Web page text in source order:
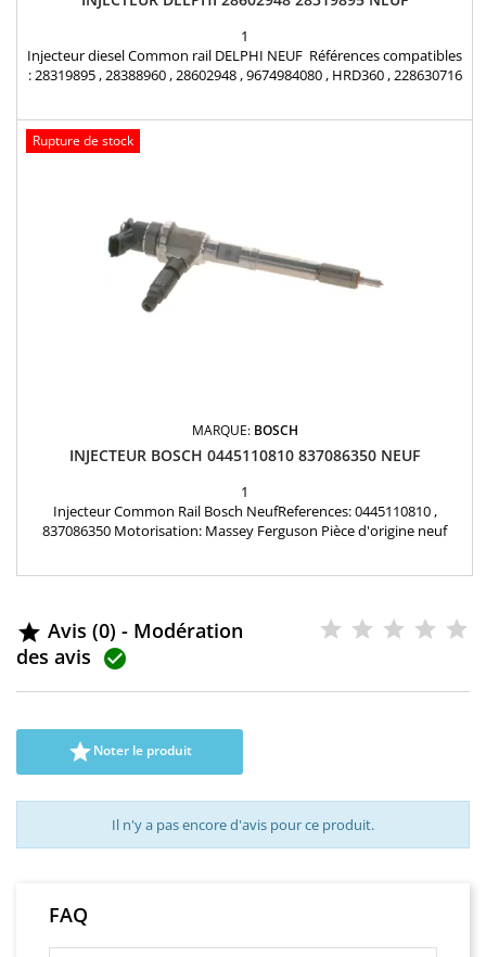
1
Injecteur diesel Common rail DELPHI NEUF Références compatibles
: 28319895 , 28388960 , 28602948 , 9674984080 , HRD360 , 228630716
Rupture de stock
MARQUE: BOSCH
INJECTEUR BOSCH 0445110810 837086350 NEUF
1
Injecteur Common Rail Bosch NeufReferences: 0445110810 ,
837086350 Motorisation: Massey Ferguson Pièce d'origine neuf
 Avis (0) - Modération
des avis 
Noter le produit
Il n'y a pas encore d'avis pour ce produit.
FAQ